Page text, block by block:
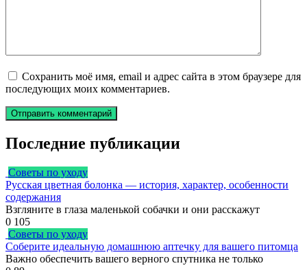
Сохранить моё имя, email и адрес сайта в этом браузере для
последующих моих комментариев.
Последние публикации
Советы по уходу
Русская цветная болонка — история, характер, особенности
содержания
Взгляните в глаза маленькой собачки и они расскажут
0 105
Советы по уходу
Соберите идеальную домашнюю аптечку для вашего питомца
Важно обеспечить вашего верного спутника не только